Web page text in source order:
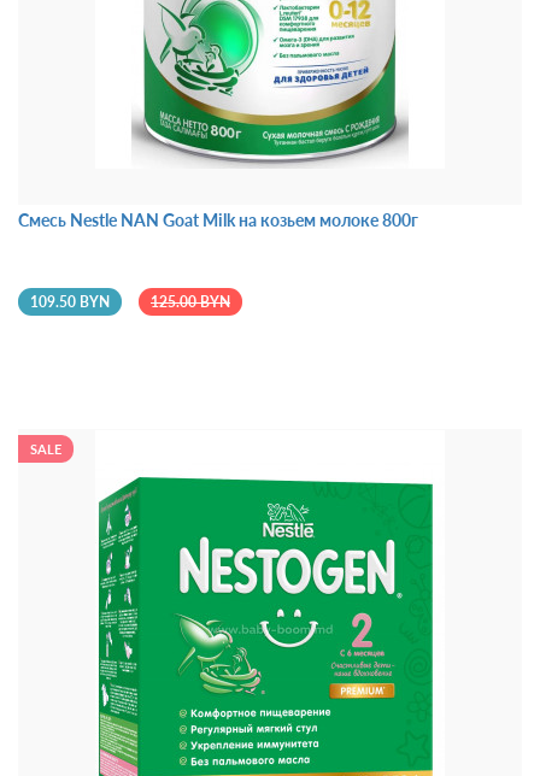
Смесь Nestle NAN Goat Milk на козьем молоке 800г
109.50 BYN 125.00 BYN
SALE